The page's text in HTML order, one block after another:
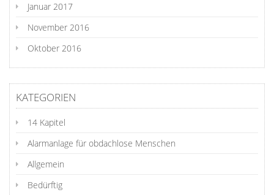
Januar 2017
November 2016
Oktober 2016
KATEGORIEN
14 Kapitel
Alarmanlage für obdachlose Menschen
Allgemein
Bedürftig